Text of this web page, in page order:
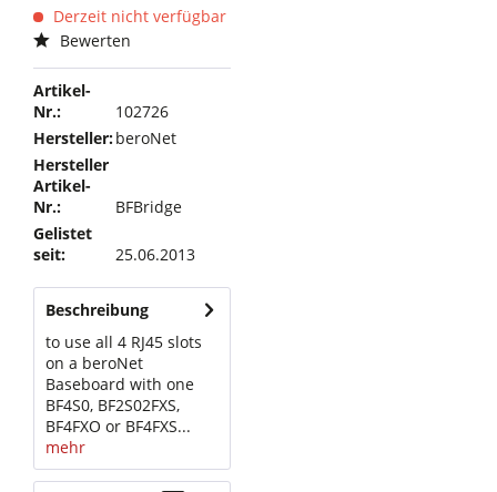
Derzeit nicht verfügbar
Bewerten
Artikel-
Nr.:
102726
Hersteller:beroNet
Hersteller
Artikel-
Nr.:
BFBridge
Gelistet
seit:
25.06.2013
Beschreibung
to use all 4 RJ45 slots
on a beroNet
Baseboard with one
BF4S0, BF2S02FXS,
BF4FXO or BF4FXS...
mehr